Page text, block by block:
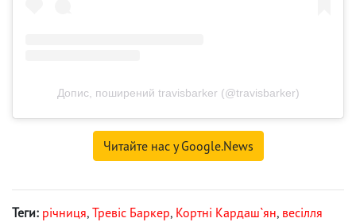
Допис, поширений travisbarker (@travisbarker)
Читайте нас у Google.News
Теги: річниця, Тревіс Баркер, Кортні Кардаш`ян, весілля